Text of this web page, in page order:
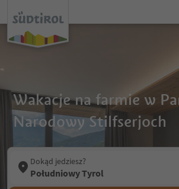
Wakacje na farmie w
Narodowy Stilfserjoch
Dokąd jedziesz?
Południowy Tyrol